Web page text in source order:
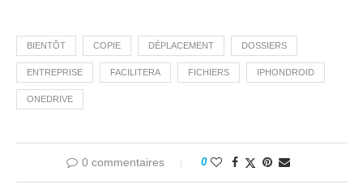
BIENTÔT COPIE DÉPLACEMENT DOSSIERS
ENTREPRISE FACILITERA FICHIERS IPHONDROID
ONEDRIVE
0 commentaires 0